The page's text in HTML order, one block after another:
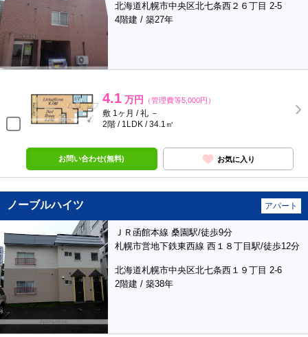
北海道札幌市中央区北七条西２６丁目 2-5
4階建 / 築27年
4.1 万円 （管理費等5,000円）
敷 1ヶ月 / 礼 －
2階 / 1LDK / 34.1㎡
お問い合わせ(無料) お気に入り
ノーブルハイツ アパート
ＪＲ函館本線 桑園駅/徒歩9分
札幌市営地下鉄東西線 西１８丁目駅/徒歩12分
北海道札幌市中央区北七条西１９丁目 2-6
2階建 / 築38年